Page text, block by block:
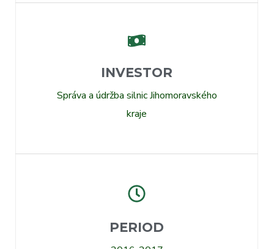
INVESTOR
Správa a údržba silnic Jihomoravského
kraje
PERIOD